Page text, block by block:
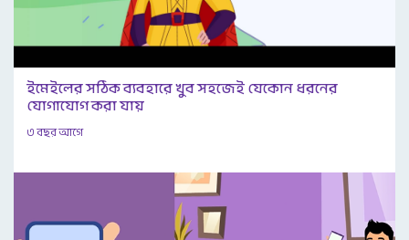
ইমেইলের সঠিক ব্যবহারে খুব সহজেই যেকোন ধরনের
যোগাযোগ করা যায়
৩ বছর আগে